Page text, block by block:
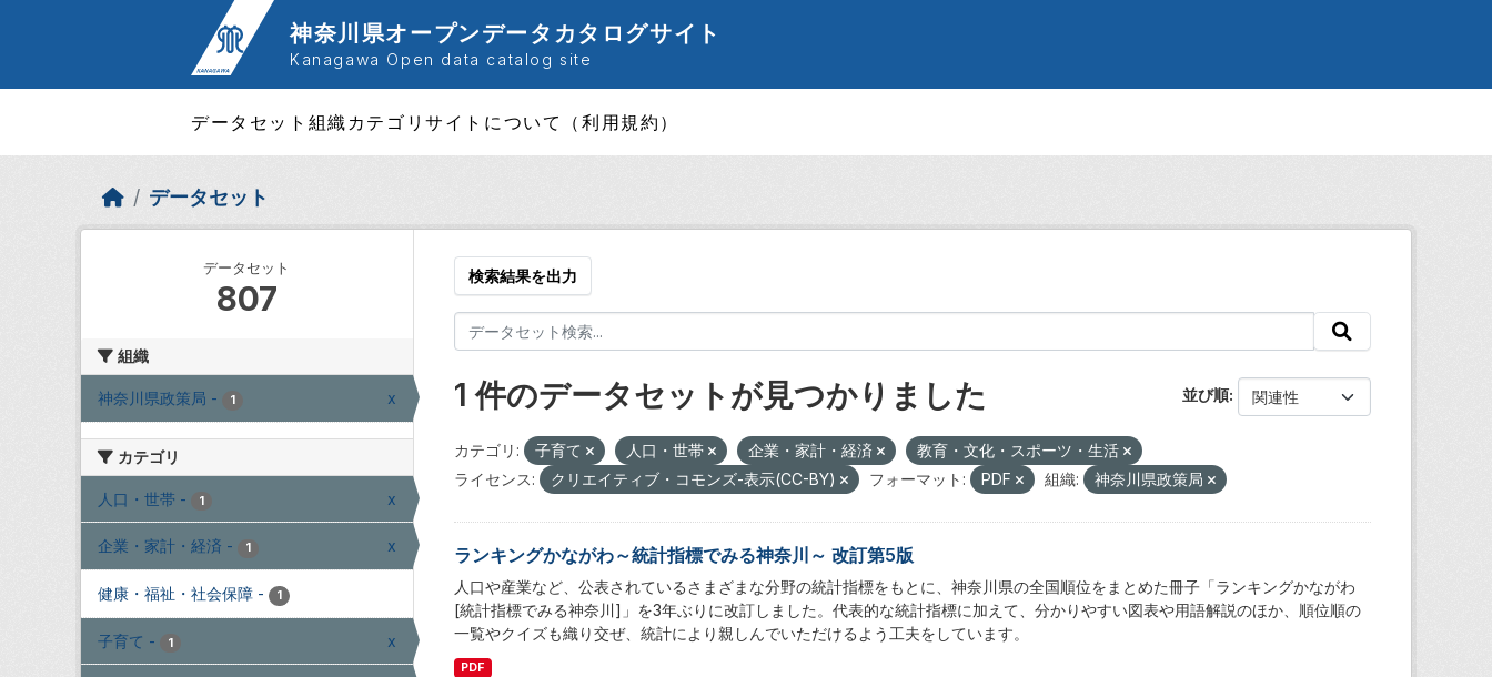
神奈川県オープンデータカタログサイト
Kanagawa Open data catalog site
データセット 組織 カテゴリサイトについて（利用規約）
データセット
データセット
807
組織
神奈川県政策局 - 1 x
カテゴリ
人口・世帯 - 1 x
企業・家計・経済 - 1 x
健康・福祉・社会保障 - 1
子育て - 1 x
検索結果を出力
並び順
1 件のデータセットが見つかりました
カテゴリ: 子育て 人口・世帯 企業・家計・経済
教育・文化・スポーツ・生活
ライセンス:
クリエイティブ・コモンズ-表示(CC-BY) フォーマット: PDF 組織: 神奈川県政策局
ランキングかながわ～統計指標でみる神奈川～ 改訂第5版
人口や産業など、公表されているさまざまな分野の統計指標をもとに、神奈川県の全国順位をまとめた冊子「ランキングかながわ
[統計指標でみる神奈川]」を3年ぶりに改訂しました。代表的な統計指標に加えて、分かりやすい図表や用語解説のほか、順位順の
一覧やクイズも織り交ぜ、統計により親しんでいただけるよう工夫をしています。
PDF